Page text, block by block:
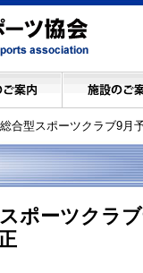
合型スポーツクラブ9月
ポーツクラ